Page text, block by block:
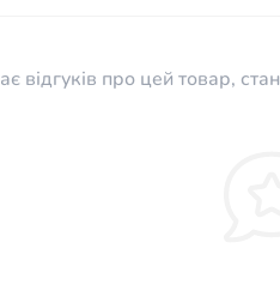
відгуків про цей товар,